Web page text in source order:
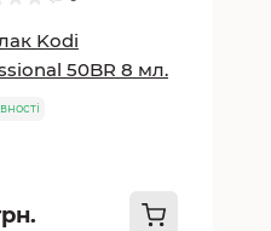
Kodi
50BR 8 мл.